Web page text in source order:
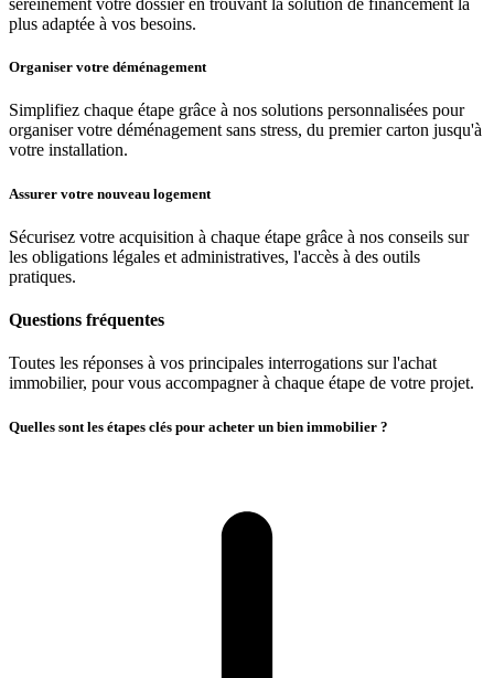
sereinement votre dossier en trouvant la solution de financement la
plus adaptée à vos besoins.
Organiser votre déménagement
Simplifiez chaque étape grâce à nos solutions personnalisées pour
organiser votre déménagement sans stress, du premier carton jusqu'à
votre installation.
Assurer votre nouveau logement
Sécurisez votre acquisition à chaque étape grâce à nos conseils sur
les obligations légales et administratives, l'accès à des outils
pratiques.
Questions fréquentes
Toutes les réponses à vos principales interrogations sur l'achat
immobilier, pour vous accompagner à chaque étape de votre projet.
Quelles sont les étapes clés pour acheter un bien immobilier ?